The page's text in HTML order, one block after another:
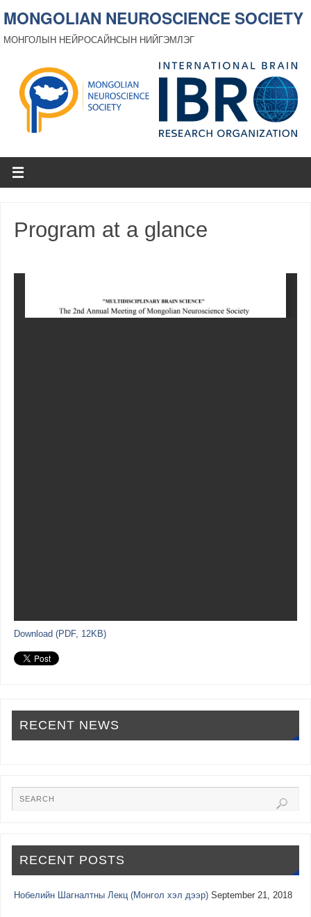
MONGOLIAN NEUROSCIENCE SOCIETY
МОНГОЛЫН НЕЙРОСАЙНСЫН НИЙГЭМЛЭГ
Program at a glance
Download (PDF, 12KB)
RECENT NEWS
RECENT POSTS
Нобелийн Шагналтны Лекц (Монгол хэл дээр) September 21, 2018